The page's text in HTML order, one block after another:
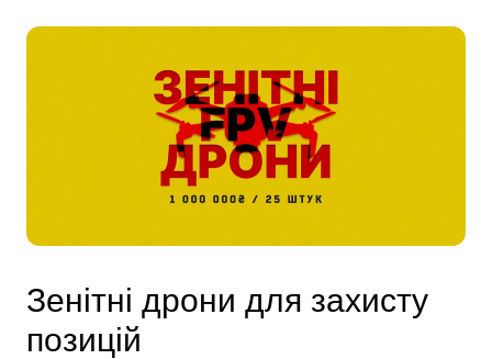
Зенітні дрони для захисту
позицій